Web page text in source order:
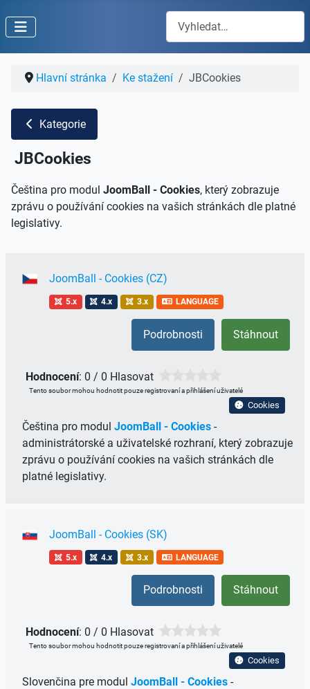
Hledat
Hlavní stránka Ke stažení JBCookies
Kategorie
JBCookies
Čeština pro modul JoomBall - Cookies, který zobrazuje
zprávu o používání cookies na vašich stránkách dle platné
legislativy.
JoomBall - Cookies (CZ)
5.x 4.x 3.x LANGUAGE
Stáhnout
Podrobnosti
Hodnocení: 0 / 0 Hlasovat
Tento soubor mohou hodnotit pouze registrovaní a přihlášení uživatelé
Cookies
Čeština pro modul JoomBall - Cookies -
administrátorské a uživatelské rozhraní, který zobrazuje
zprávu o používání cookies na vašich stránkách dle
platné legislativy.
JoomBall - Cookies (SK)
5.x 4.x 3.x LANGUAGE
Stáhnout
Podrobnosti
Hodnocení: 0 / 0 Hlasovat
Tento soubor mohou hodnotit pouze registrovaní a přihlášení uživatelé
Cookies
Slovenčina pre modul JoomBall - Cookies -